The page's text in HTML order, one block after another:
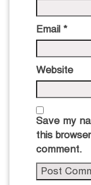
Email *
Website
Save my
this
comment.